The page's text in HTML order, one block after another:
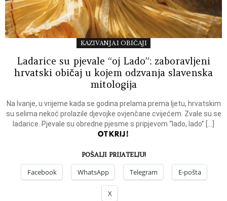
KAZIVANJA I OBIČAJI
Ladarice su pjevale “oj Lado”: zaboravljeni
hrvatski običaj u kojem odzvanja slavenska
mitologija
Na Ivanje, u vrijeme kada se godina prelama prema ljetu, hrvatskim
su selima nekoć prolazile djevojke ovjenčane cvijećem. Zvale su se
ladarice. Pjevale su obredne pjesme s pripjevom “lado, lado” […]
OTKRIJ!
POŠALJI PRIJATELJU!
Facebook WhatsApp Telegram E-pošta
X